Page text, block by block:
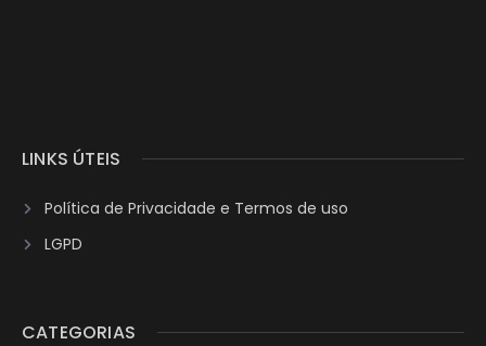
LINKS ÚTEIS
Política de Privacidade e Termos de uso
LGPD
CATEGORIAS